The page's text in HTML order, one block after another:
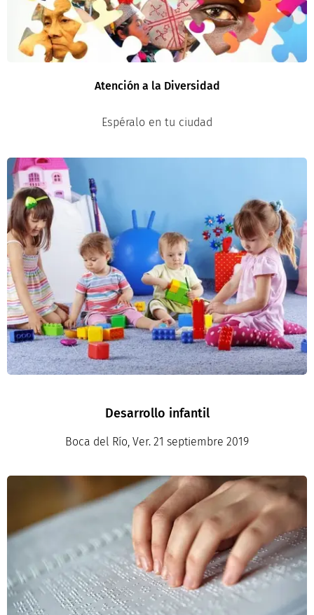
Atención a la Diversidad
Espéralo en tu ciudad
Desarrollo infantil
Boca del Río, Ver. 21 septiembre 2019